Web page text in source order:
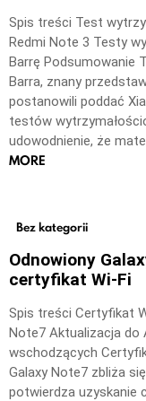
Spis treści Test
Redmi Note 3 Testy
Barrę Podsumowanie
Barra, znany
postanowili poddać
testów
udowodnienie, że
MORE
Bez kategorii
Odnowiony
certyfikat Wi-Fi
Spis treści Certyfikat
Note7 Aktualizacja do
wschodzących
Galaxy Note7 zbliża
potwierdza uzyskanie